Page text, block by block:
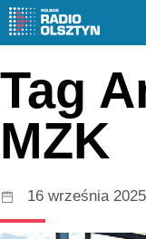
Tag
MZK
16 września 2025